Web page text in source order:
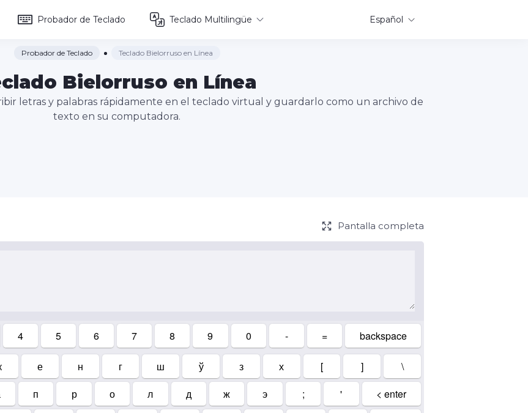
Probador de Teclado Teclado Multilingüe Español
Probador de Teclado Teclado Bielorruso en Línea
Bielorruso en Línea
letras y palabras rápidamente en el teclado virtual y guardarlo como un archivo de
texto en su computadora.
Pantalla completa
4 5 6 7 8 9 0 - = backspace
е н г ш ў з х [ ]
\
п р о л д ж э ; '
< enter